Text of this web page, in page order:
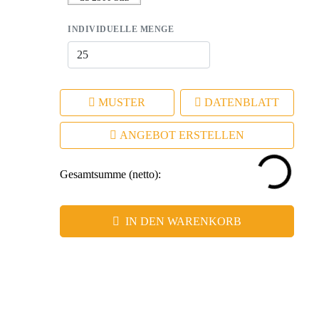
– Günstige Mindestlaufmenge ermöglicht einfache
INDIVIDUELLE MENGE
MUSTER DATENBLATT
ANGEBOT ERSTELLEN
Gesamtsumme (netto):
IN DEN WARENKORB